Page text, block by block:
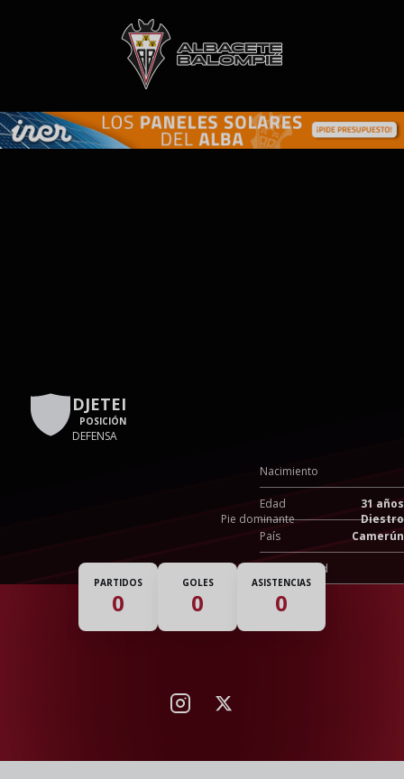
Skip to main content
DJETEI
POSICIÓN
DEFENSA
Pie dominante Diestro
Nacimiento
Edad 31 años
País Camerún
Nacionalidad
PARTIDOS
0
GOLES
0
ASISTENCIAS
0